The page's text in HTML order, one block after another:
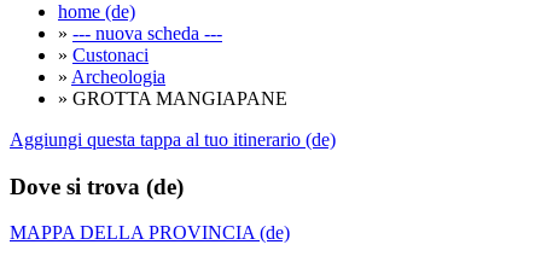
home (de)
» --- nuova scheda ---
» Custonaci
» Archeologia
» GROTTA MANGIAPANE
Aggiungi questa tappa al tuo itinerario (de)
Dove si trova (de)
MAPPA DELLA PROVINCIA (de)